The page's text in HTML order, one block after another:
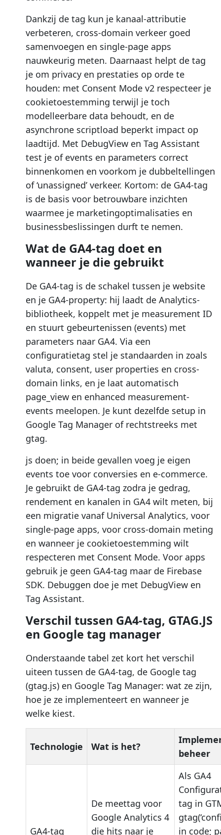
Dankzij de tag kun je kanaal-attributie
verbeteren, cross-domain verkeer goed
samenvoegen en single-page apps
nauwkeurig meten. Daarnaast helpt de tag
je om privacy en prestaties op orde te
houden: met Consent Mode v2 respecteer je
cookietoestemming terwijl je toch
modelleerbare data behoudt, en de
asynchrone scriptload beperkt impact op
laadtijd. Met DebugView en Tag Assistant
test je of events en parameters correct
binnenkomen en voorkom je dubbeltellingen
of ‘unassigned’ verkeer. Kortom: de GA4-tag
is de basis voor betrouwbare inzichten
waarmee je marketingoptimalisaties en
businessbeslissingen durft te nemen.
Wat de GA4-tag doet en
wanneer je die gebruikt
De GA4-tag is de schakel tussen je website
en je GA4-property: hij laadt de Analytics-
bibliotheek, koppelt met je measurement ID
en stuurt gebeurtenissen (events) met
parameters naar GA4. Via een
configuratietag stel je standaarden in zoals
valuta, consent, user properties en cross-
domain links, en je laat automatisch
page_view en enhanced measurement-
events meelopen. Je kunt dezelfde setup in
Google Tag Manager of rechtstreeks met
gtag.
js doen; in beide gevallen voeg je eigen
events toe voor conversies en e-commerce.
Je gebruikt de GA4-tag zodra je gedrag,
rendement en kanalen in GA4 wilt meten, bij
een migratie vanaf Universal Analytics, voor
single-page apps, voor cross-domain meting
en wanneer je cookietoestemming wilt
respecteren met Consent Mode. Voor apps
gebruik je geen GA4-tag maar de Firebase
SDK. Debuggen doe je met DebugView en
Tag Assistant.
Verschil tussen GA4-tag, GTAG.JS
en Google tag manager
Onderstaande tabel zet kort het verschil
uiteen tussen de GA4-tag, de Google tag
(gtag.js) en Google Tag Manager: wat ze zijn,
hoe je ze implementeert en wanneer je
welke kiest.
Technologie Wat is het?
beheer
GA4-tag
De meettag voor
Google Analytics 4
die hits naar je
Als GA4
tag in
in code;